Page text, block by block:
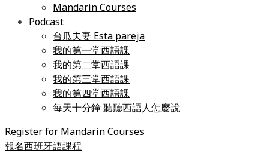
Mandarin Courses
Podcast
台瓜夫妻 Esta pareja
我的第一堂西語課
我的第二堂西語課
我的第三堂西語課
我的第四堂西語課
每天十分鐘 聽聽西語人怎麼說
Register for Mandarin Courses
報名西班牙語課程